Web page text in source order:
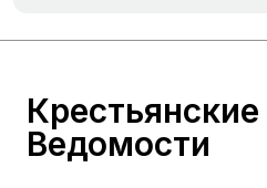
Крестьянские
Ведомости